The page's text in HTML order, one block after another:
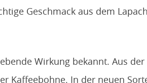
Geschmack aus dem
Wirkung bekannt. Aus
Kaffeebohne. In der neuen